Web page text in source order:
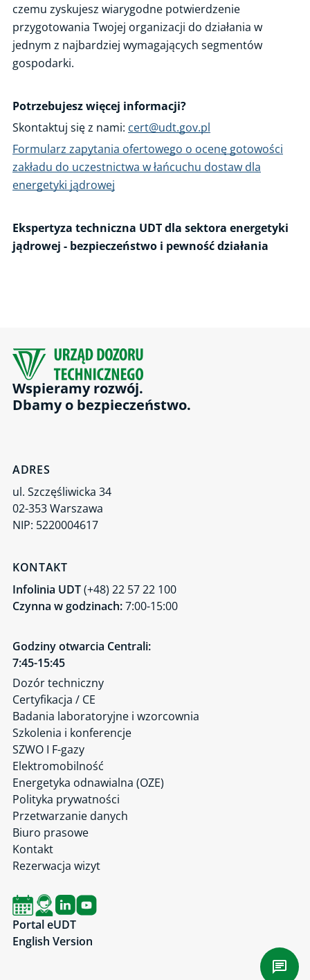
Produkt Sprawdzony
2006/42/WE, Badanie typu WE
Maszyny i linie technologiczne
Gospodarka o obiegu zamkniętym
Jednostka Weryfikująca UDT-CERT
czemu zyskujesz wiarygodne potwierdzenie
przygotowania Twojej organizacji do działania w
jednym z najbardziej wymagających segmentów
gospodarki.
Potrzebujesz więcej informacji?
Skontaktuj się z nami: cert@udt.gov.pl
Formularz zapytania ofertowego o ocenę gotowości
zakładu do uczestnictwa w łańcuchu dostaw dla
energetyki jądrowej
Ekspertyza techniczna UDT dla sektora energetyki
jądrowej - bezpieczeństwo i pewność działania
Wspieramy rozwój.
Dbamy o bezpieczeństwo.
ADRES
ul. Szczęśliwicka 34
02-353 Warszawa
NIP: 5220004617
KONTAKT
Infolinia UDT(+48) 22 57 22 100
Czynna w godzinach:7:00-15:00
Godziny otwarcia Centrali:
7:45-15:45
Dozór techniczny
Certyfikacja / CE
Badania laboratoryjne i wzorcownia
Szkolenia i konferencje
SZWO I F-gazy
Elektromobilność
Energetyka odnawialna (OZE)
Polityka prywatności
Przetwarzanie danych
Biuro prasowe
Kontakt
Rezerwacja wizyt
Portal eUDT
English Version
Czat